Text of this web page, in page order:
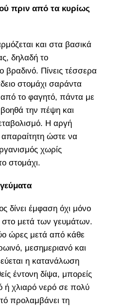
πριν από τα κυρίως
και στα βασικά
δηλαδή το
βραδινό. Πίνεις τέσσερα
στομάχι σαράντα
το φαγητό, πάντα με
την πέψη και
Η αργή
ώστε να
χωρίς
στομάχι.
δίνει έμφαση όχι μόνο
στο μετά των γευμάτων.
ώρες μετά από κάθε
μεσημεριανό και
η κατανάλωση
έντονη δίψα, μπορείς
ή χλιαρό νερό σε πολύ
προλαμβάνει τη